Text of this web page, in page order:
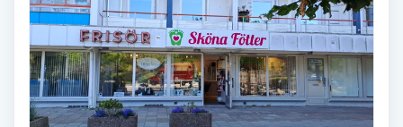
Cryoterapi
Damklippning